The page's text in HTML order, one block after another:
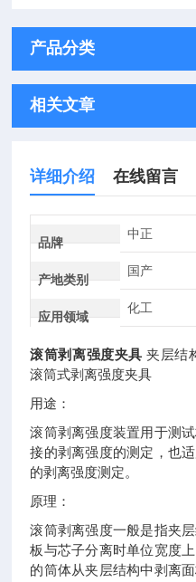
产品分类
相关文章
详细介绍 在线留言
品牌
中正
产地类别
国产
应用领域
化工
滚筒剥离强度夹具 夹层结
滚筒式剥离强度夹具
用途：
滚筒剥离强度装置用于测
接的剥离强度的测定，也
的剥离强度测定。
原理：
滚筒剥离强度一般是指夹
板与芯子分离时单位宽度
的筒体从夹层结构中剥离